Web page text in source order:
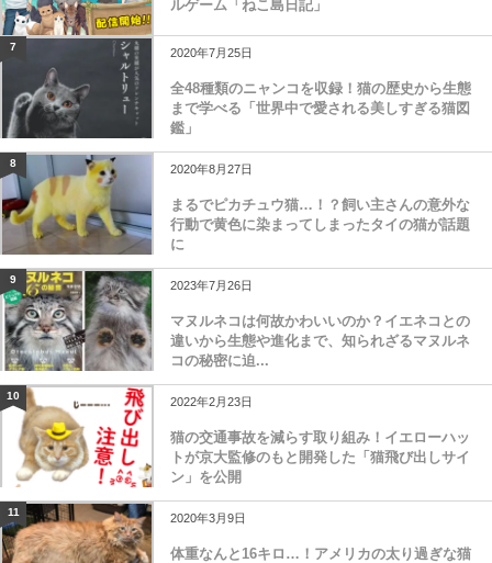
ルゲーム「ねこ島日記」
7 2020年7月25日
全48種類のニャンコを収録！猫の歴史から生態
まで学べる「世界中で愛される美しすぎる猫図
鑑」
8 2020年8月27日
まるでピカチュウ猫…！？飼い主さんの意外な
行動で黄色に染まってしまったタイの猫が話題
に
9 2023年7月26日
マヌルネコは何故かわいいのか？イエネコとの
違いから生態や進化まで、知られざるマヌルネ
コの秘密に迫...
10 2022年2月23日
猫の交通事故を減らす取り組み！イエローハッ
トが京大監修のもと開発した「猫飛び出しサイ
ン」を公開
11 2020年3月9日
体重なんと16キロ…！アメリカの太り過ぎな猫